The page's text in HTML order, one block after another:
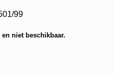
99
niet beschikbaar.